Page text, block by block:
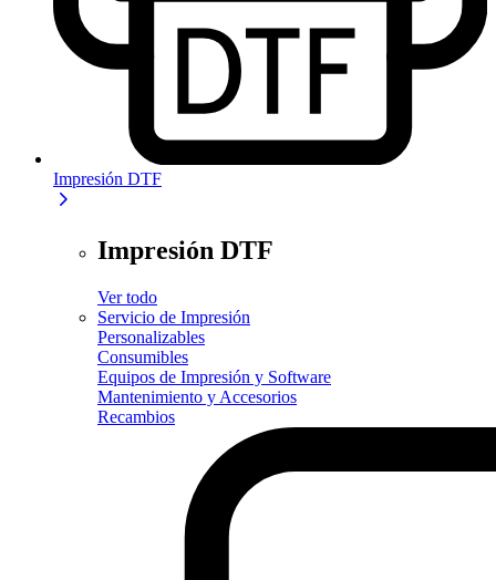
Impresión DTF
Impresión DTF
Ver todo
Servicio de Impresión
Personalizables
Consumibles
Equipos de Impresión y Software
Mantenimiento y Accesorios
Recambios